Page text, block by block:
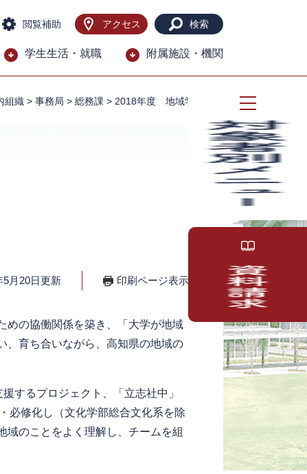
閲覧補助 アクセス 検索
学生生活・就職 附属施設・機関
組織 > 事務局 > 総務課 > 2018年度 地域学実習Ⅱ
5月20日更新 印刷ページ表示
めの協働関係を築き、「大学が地域
、育ち合いながら、高知県の地域の
するプロジェクト、「立志社中」
必修化し（文化学部総合文化系を除
域のことをよく理解し、チームを組